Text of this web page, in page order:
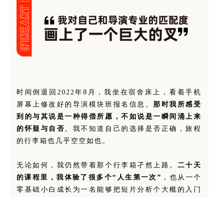
时间倒退回2022年8月，我坐在宿舍床上，看着手机
屏幕上修改好的导演模块班报名信息。那时我所感受
到的与其说是一种得偿所愿，不如说是一瞬间涌上来
的怀疑与自否 。我不知道自己的选择是否正确，旅程
的行李箱也几乎空空如也。
无论如何，我仍然带着那个行李箱孑然上路。 二十天
的课程里，我体验了很多个“人生第一次” ，也从一个
零基础小白成长为一名能够把短片分析个大概的入门